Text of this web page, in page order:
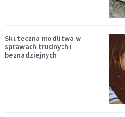
Skuteczna modlitwa w
sprawach trudnych i
beznadziejnych